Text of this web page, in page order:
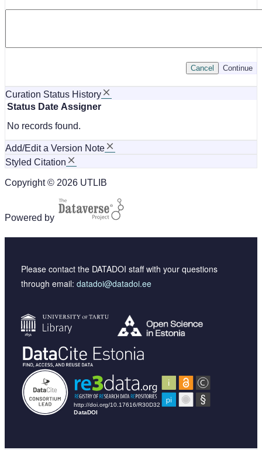
Continue
Cancel
Curation Status History
Status Date Assigner
No records found.
Add/Edit a Version Note
Styled Citation
Copyright © 2026 UTLIB
Powered by
Please contact the DATADOI staff with your questions
through email: datadoi@datadoi.ee